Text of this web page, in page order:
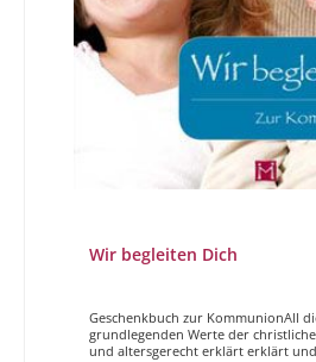
Wir begleiten Dich
Geschenkbuch zur KommunionAll
grundlegenden Werte der
und altersgerecht erklärt erklärt